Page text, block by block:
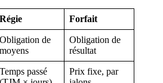
Régie Forfait
Obligation de
moyens
Obligation de
résultat
Temps passé
Prix fixe, par